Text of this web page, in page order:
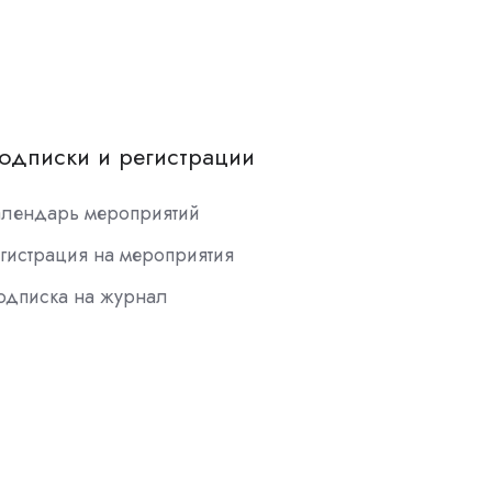
и регистрации
мероприятий
на мероприятия
на журнал